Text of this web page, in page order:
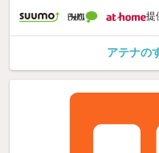
提
アテナの